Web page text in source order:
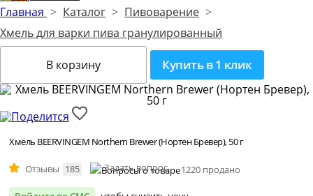
Производим с 2014 года
1
Главная > Каталог > Пивоварение >
Хмель для варки пива гранулированный
В корзину Купить в 1 клик
Хмель BEERVINGEM Northern Brewer (Нортен Бревер), 50 г
Отзывы 185 Задать вопрос 1220 продано